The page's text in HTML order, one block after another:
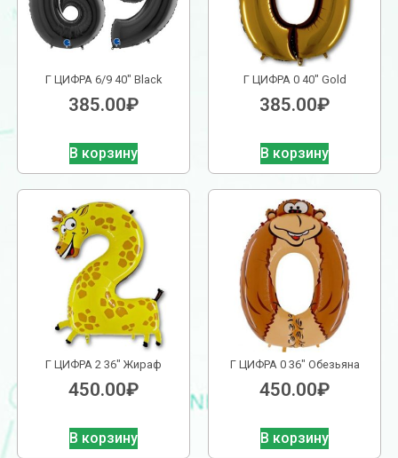
Г ЦИФРА 6/9 40″ Black
385.00₽
В корзину
Г ЦИФРА 0 40″ Gold
385.00₽
В корзину
Г ЦИФРА 2 36″ Жираф
450.00₽
В корзину
Г ЦИФРА 0 36″ Обезьяна
450.00₽
В корзину